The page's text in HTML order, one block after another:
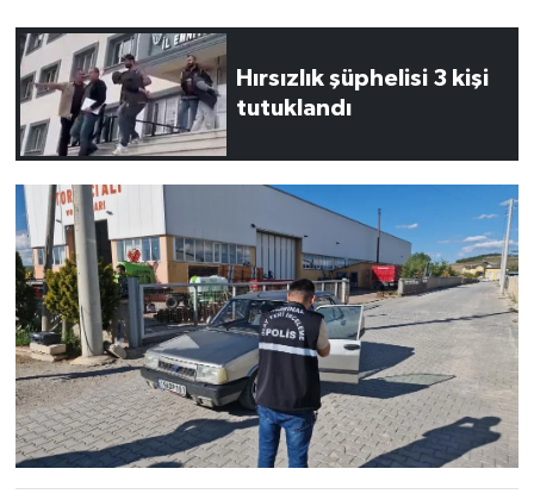
Hırsızlık şüphelisi 3 kişi
tutuklandı